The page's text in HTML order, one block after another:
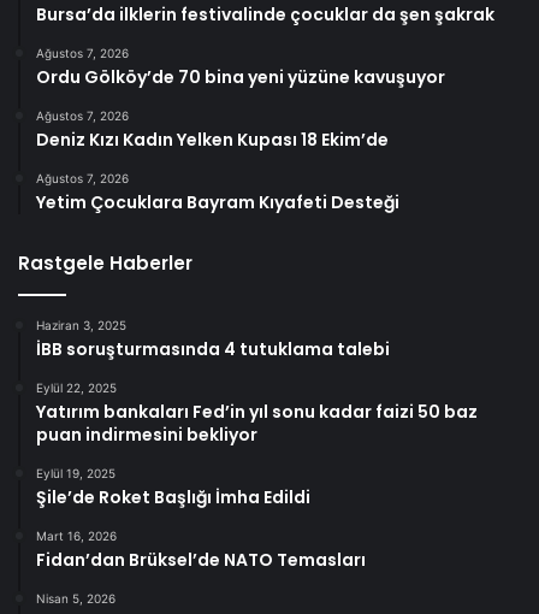
Bursa’da ilklerin festivalinde çocuklar da şen şakrak
Ağustos 7, 2026
Ordu Gölköy’de 70 bina yeni yüzüne kavuşuyor
Ağustos 7, 2026
Deniz Kızı Kadın Yelken Kupası 18 Ekim’de
Ağustos 7, 2026
Yetim Çocuklara Bayram Kıyafeti Desteği
Rastgele Haberler
Haziran 3, 2025
İBB soruşturmasında 4 tutuklama talebi
Eylül 22, 2025
Yatırım bankaları Fed’in yıl sonu kadar faizi 50 baz
puan indirmesini bekliyor
Eylül 19, 2025
Şile’de Roket Başlığı İmha Edildi
Mart 16, 2026
Fidan’dan Brüksel’de NATO Temasları
Nisan 5, 2026